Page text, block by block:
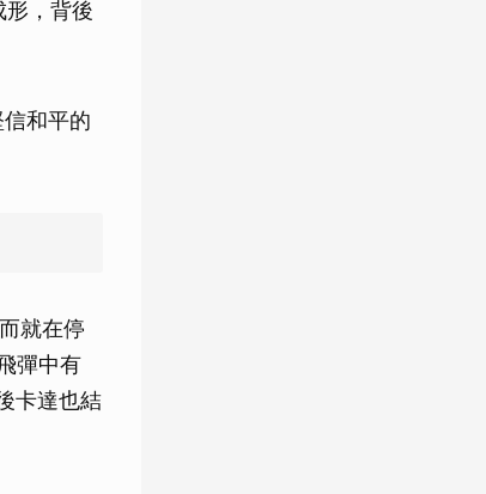
，背後
和平的
就在停
彈中有
卡達也結